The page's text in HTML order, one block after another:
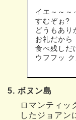
イエ～～～
すむぞぉ?
どうもあり
お礼だから
食べ残しだ
ウフフッ
5. ボヌン島
ロマンティッ
したジョアン